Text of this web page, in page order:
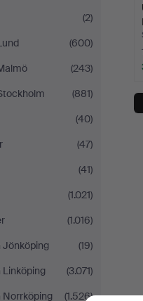
(2)
(600)
(243)
(881)
(40)
(47)
(41)
(1.021)
(1.016)
Jönköping
(19)
Linköping
(3.071)
Norrköping
(1.526)